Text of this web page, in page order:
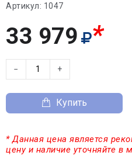
Артикул: 1047
33 979 *
− +
Купить
* Данная цена является
цену и наличие уточняйте в